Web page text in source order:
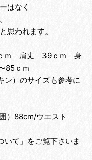
はなく
思われます。
ｍ 肩丈 39ｃｍ 身
85ｃｍ
ン）のサイズも参考に
）88cm/ウエスト
て」をご覧下さいま